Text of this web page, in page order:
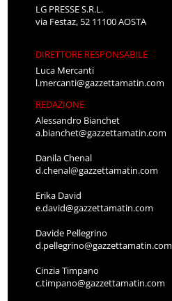
LG PRESSE S.R.L.
via Festaz, 52 11100 AOSTA
DIRETTORE RESPONSABILE
Luca Mercanti
l.mercanti@gazzettamatin.com
REDAZIONE
Alessandro Bianchet
a.bianchet@gazzettamatin.com
Danila Chenal
d.chenal@gazzettamatin.com
Erika David
e.david@gazzettamatin.com
Davide Pellegrino
d.pellegrino@gazzettamatin.com
Cinzia Timpano
c.timpano@gazzettamatin.com